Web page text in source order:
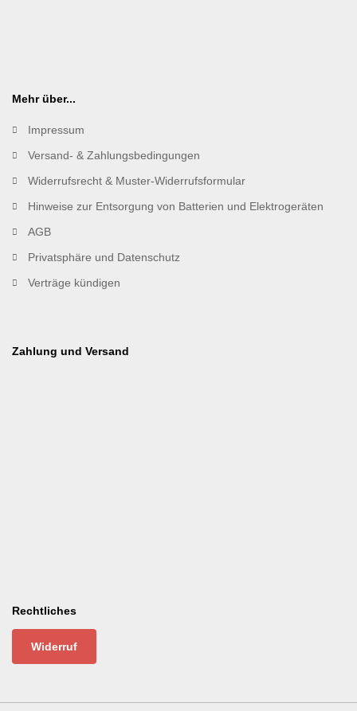
Mehr über...
Impressum
Versand- & Zahlungsbedingungen
Widerrufsrecht & Muster-Widerrufsformular
Hinweise zur Entsorgung von Batterien und Elektrogeräten
AGB
Privatsphäre und Datenschutz
Verträge kündigen
Zahlung und Versand
Rechtliches
Widerruf